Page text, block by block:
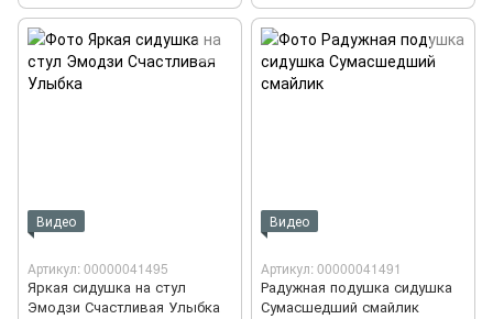
Видео
Артикул: 00000041495
Яркая сидушка на стул
Эмодзи Счастливая Улыбка
Видео
Артикул: 00000041491
Радужная подушка сидушка
Сумасшедший смайлик